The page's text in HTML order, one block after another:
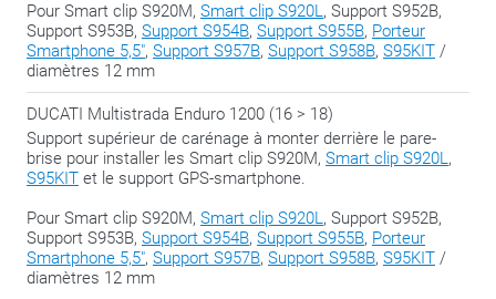
Pour Smart clip S920M, Smart clip S920L, Support S952B,
Support S953B, Support S954B, Support S955B, Porteur
Smartphone 5,5", Support S957B, Support S958B, S95KIT /
diamètres 12 mm
DUCATI Multistrada Enduro 1200 (16 > 18)
Support supérieur de carénage à monter derrière le pare-
brise pour installer les Smart clip S920M, Smart clip S920L,
S95KIT et le support GPS-smartphone.
Pour Smart clip S920M, Smart clip S920L, Support S952B,
Support S953B, Support S954B, Support S955B, Porteur
Smartphone 5,5", Support S957B, Support S958B, S95KIT /
diamètres 12 mm